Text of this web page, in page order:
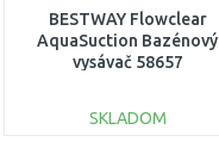
BESTWAY Flowclear
AquaSuction Bazénový
vysávač 58657
SKLADOM